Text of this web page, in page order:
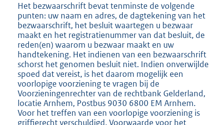
Het bezwaarschrift bevat tenminste de volgende
punten: uw naam en adres, de dagtekening van het
bezwaarschrift, het besluit waartegen u bezwaar
maakt en het registratienummer van dat besluit, de
reden(en) waarom u bezwaar maakt en uw
handtekening. Het indienen van een bezwaarschrift
schorst het genomen besluit niet. Indien onverwijlde
spoed dat vereist, is het daarom mogelijk een
voorlopige voorziening te vragen bij de
Voorzieningenrechter van de rechtbank Gelderland,
locatie Arnhem, Postbus 9030 6800 EM Arnhem.
Voor het treffen van een voorlopige voorziening is
griffierecht verschuldigd. Voorwaarde voor het